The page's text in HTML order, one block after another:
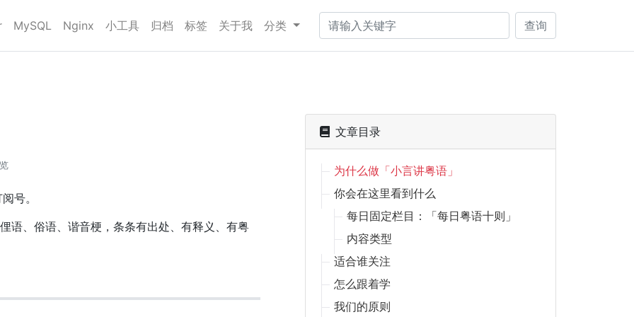
MySQL Nginx 小工具 归档 标签 关于我 分类 查询
号。
、俗语、谐音梗，条条有出处、有释义、有粤
文章目录
为什么做「小言讲粤语」
你会在这里看到什么
每日固定栏目：「每日粤语十则」
内容类型
适合谁关注
怎么跟着学
我们的原则